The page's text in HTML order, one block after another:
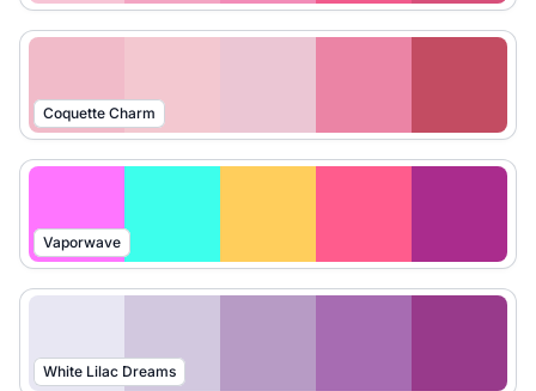
Coquette Charm
Vaporwave
White Lilac Dreams